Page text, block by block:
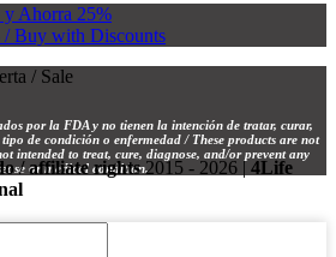
y Ahorra 25%
/ Buy with Discounts
por la FDA y no tienen la intención de tratar, curar,
de condición o enfermedad / These products are not
intended to treat, cure, diagnose, and/or prevent any
or medical condition.
/ affiliate rights 2015 - 2026 |4Life